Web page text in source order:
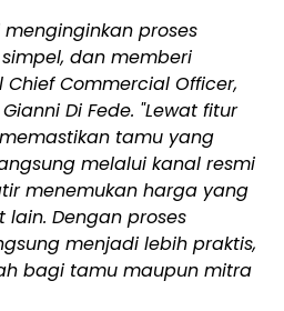
proses
dan memberi
Commercial Officer,
Di Fede. "Lewat fitur
tamu yang
melalui kanal resmi
menemukan harga yang
Dengan proses
menjadi lebih praktis,
bagi tamu maupun mitra